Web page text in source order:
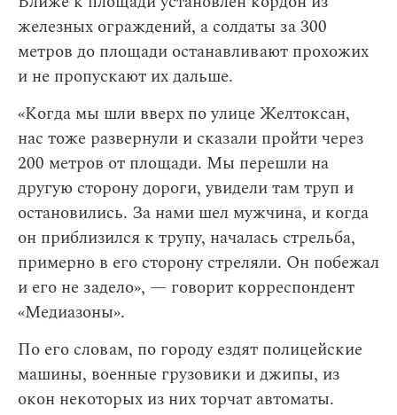
железных ограждений, а солдаты за 300
метров до площади останавливают прохожих
и не пропускают их дальше.
«Когда мы шли вверх по улице Желтоксан,
нас тоже развернули и сказали пройти через
200 метров от площади. Мы перешли на
другую сторону дороги, увидели там труп и
остановились. За нами шел мужчина, и когда
он приблизился к трупу, началась стрельба,
примерно в его сторону стреляли. Он побежал
и его не задело», — говорит корреспондент
«Медиазоны».
По его словам, по городу ездят полицейские
машины, военные грузовики и джипы, из
окон некоторых из них торчат автоматы.